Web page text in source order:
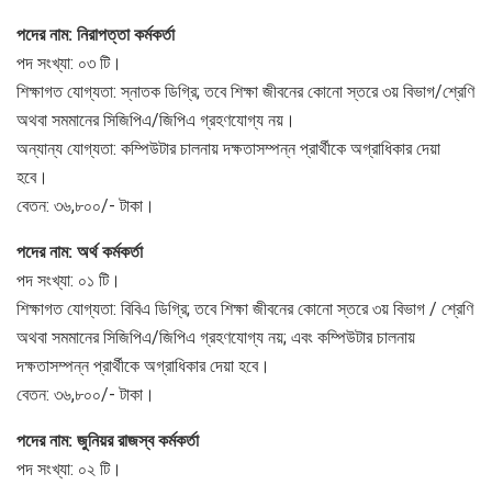
পদের নাম: নিরাপত্তা কর্মকর্তা
পদ সংখ্যা: ০৩ টি।
শিক্ষাগত যোগ্যতা: স্নাতক ডিগ্রি; তবে শিক্ষা জীবনের কোনো স্তরে ৩য় বিভাগ/শ্রেণি
অথবা সমমানের সিজিপিএ/জিপিএ গ্রহণযোগ্য নয়।
অন্যান্য যোগ্যতা: কম্পিউটার চালনায় দক্ষতাসম্পন্ন প্রার্থীকে অগ্রাধিকার দেয়া
হবে।
বেতন: ৩৬,৮০০/- টাকা।
পদের নাম: অর্থ কর্মকর্তা
পদ সংখ্যা: ০১ টি।
শিক্ষাগত যোগ্যতা: বিবিএ ডিগ্রি; তবে শিক্ষা জীবনের কোনো স্তরে ৩য় বিভাগ / শ্রেণি
অথবা সমমানের সিজিপিএ/জিপিএ গ্রহণযোগ্য নয়; এবং কম্পিউটার চালনায়
দক্ষতাসম্পন্ন প্রার্থীকে অগ্রাধিকার দেয়া হবে।
বেতন: ৩৬,৮০০/- টাকা।
পদের নাম: জুনিয়র রাজস্ব কর্মকর্তা
পদ সংখ্যা: ০২ টি।